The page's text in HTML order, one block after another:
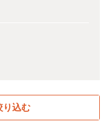
り込む